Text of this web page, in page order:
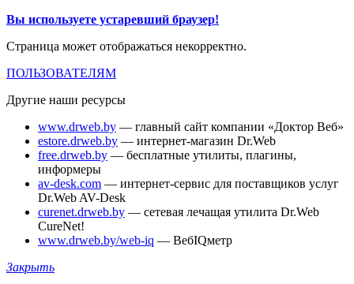
Вы используете устаревший браузер!
Страница может отображаться некорректно.
ПОЛЬЗОВАТЕЛЯМ
Другие наши ресурсы
www.drweb.by — главный сайт компании «Доктор Веб»
estore.drweb.by — интернет-магазин Dr.Web
free.drweb.by — бесплатные утилиты, плагины,
информеры
av-desk.com — интернет-сервис для поставщиков услуг
Dr.Web AV-Desk
curenet.drweb.by — сетевая лечащая утилита Dr.Web
CureNet!
www.drweb.by/web-iq — ВебIQметр
Закрыть